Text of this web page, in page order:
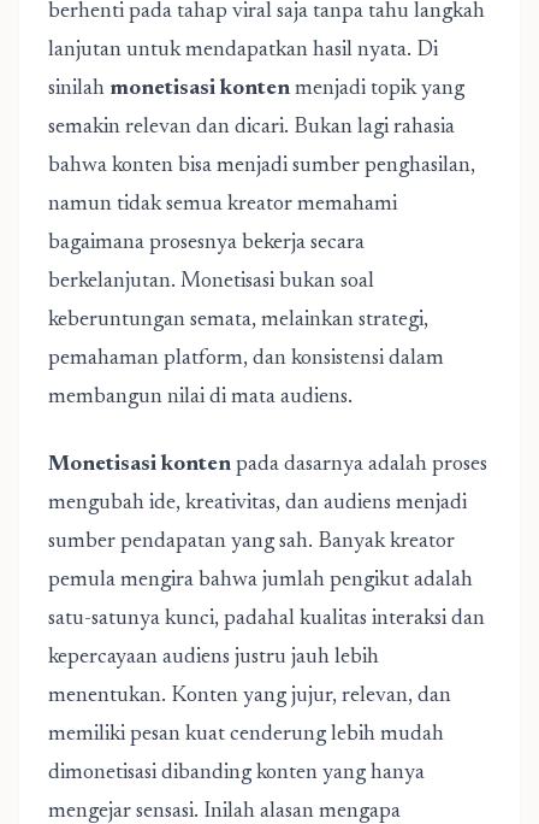
berhenti pada tahap viral saja tanpa tahu langkah
lanjutan untuk mendapatkan hasil nyata. Di
sinilah monetisasi konten menjadi topik yang
semakin relevan dan dicari. Bukan lagi rahasia
bahwa konten bisa menjadi sumber penghasilan,
namun tidak semua kreator memahami
bagaimana prosesnya bekerja secara
berkelanjutan. Monetisasi bukan soal
keberuntungan semata, melainkan strategi,
pemahaman platform, dan konsistensi dalam
membangun nilai di mata audiens.
Monetisasi konten pada dasarnya adalah proses
mengubah ide, kreativitas, dan audiens menjadi
sumber pendapatan yang sah. Banyak kreator
pemula mengira bahwa jumlah pengikut adalah
satu-satunya kunci, padahal kualitas interaksi dan
kepercayaan audiens justru jauh lebih
menentukan. Konten yang jujur, relevan, dan
memiliki pesan kuat cenderung lebih mudah
dimonetisasi dibanding konten yang hanya
mengejar sensasi. Inilah alasan mengapa